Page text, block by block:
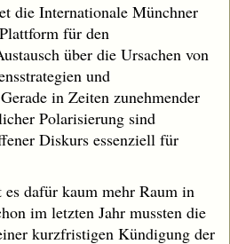
die Internationale Münchner
für den
über die Ursachen von
und
in Zeiten zunehmender
Polarisierung sind
Diskurs essenziell für
dafür kaum mehr Raum in
im letzten Jahr mussten die
kurzfristigen Kündigung der